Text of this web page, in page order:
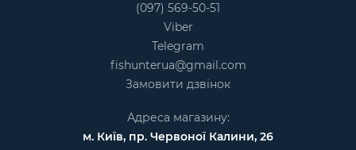
(097) 569-50-51
Viber
Telegram
fishunterua@gmail.com
Замовити дзвінок
Адреса магазину:
м. Київ, пр. Червоної Калини, 26